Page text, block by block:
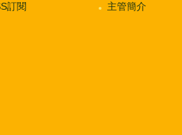
訂閱
主管簡介